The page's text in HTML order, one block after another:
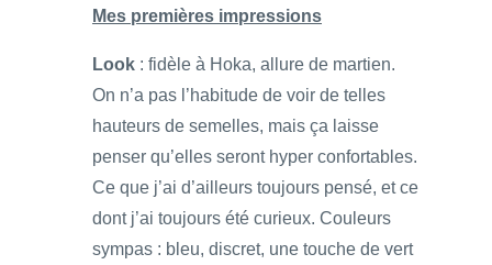
Mes premières impressions
Look : fidèle à Hoka, allure de martien.
On n’a pas l’habitude de voir de telles
hauteurs de semelles, mais ça laisse
penser qu’elles seront hyper confortables.
Ce que j’ai d’ailleurs toujours pensé, et ce
dont j’ai toujours été curieux. Couleurs
sympas : bleu, discret, une touche de vert